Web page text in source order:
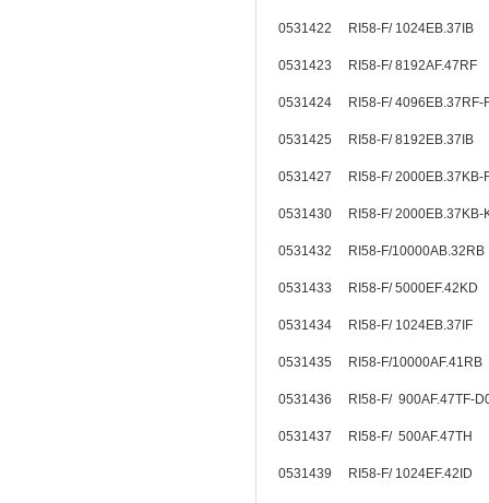
0531422 RI58-F/ 1024EB.37IB
0531423 RI58-F/ 8192AF.47RF
0531424 RI58-F/ 4096EB.37RF-
0531425 RI58-F/ 8192EB.37IB
0531427 RI58-F/
0531430 RI58-F/
0531432 RI58-F/10000AB.32RB
0531433 RI58-F/ 5000EF.42KD
0531434 RI58-F/ 1024EB.37IF
0531435 RI58-F/10000AF.41RB
0531436 RI58-F/ 900AF.47TF-
0531437 RI58-F/ 500AF.47TH
0531439 RI58-F/ 1024EF.42ID